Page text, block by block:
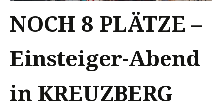
NOCH 8 PLÄTZE –
Einsteiger-Abend
in KREUZBERG